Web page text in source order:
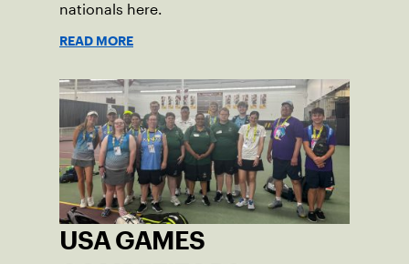
nationals here.
READ MORE
USA GAMES